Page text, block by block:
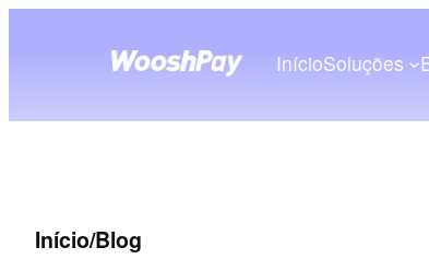
InícioSoluções
Início/Blog